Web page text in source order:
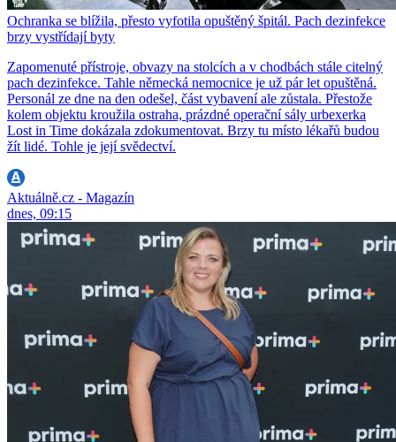
Ochranka se blížila, přesto vyfotila opuštěný špitál. Pach dezinfekce
brzy vystřídají byty
Zapomenuté přístroje, obvazy na stolcích a v chodbách stále citelný
pach dezinfekce. Tahle německá nemocnice je už pár let opuštěná.
Personál ze dne na den odešel, část vybavení ale zůstala. Přestože
kolem objektu kroužila ostraha, prázdné operační sály urbexerka
Lost in Time dokázala zdokumentovat. Brzy tu místo lékařů budou
žít lidé. Tohle je její svědectví.
Aktuálně.cz - Magazín
dnes, 09:15